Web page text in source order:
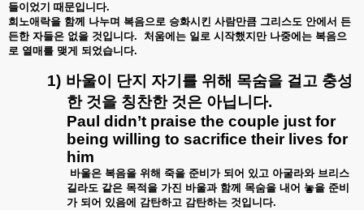
들이었기 때문입니다.
희노애락을 함께 나누며 복음으로 승화시킨 사람만큼 그리스도 안에서 든
든한 자들은 없을 것입니다. 처움에는 일로 시작했지만 나중에는 복음으
로 열매를 맺게 되었습니다.
1) 바울이 단지 자기를 위해 목숨을 걸고 충성
한 것을 칭찬한 것은 아닙니다.
Paul didn’t praise the couple just for
being willing to sacrifice their lives for
him
바울은 복음을 위해 죽을 준비가 되어 있고 아굴라와 브리스
길라도 같은 목적을 가진 바울과 함께 목숨을 내어 놓을 준비
가 되어 있음에 감탄하고 감탄하는 것입니다.